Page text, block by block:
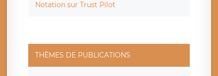
Notation sur Trust Pilot
THÈMES DE PUBLICATIONS